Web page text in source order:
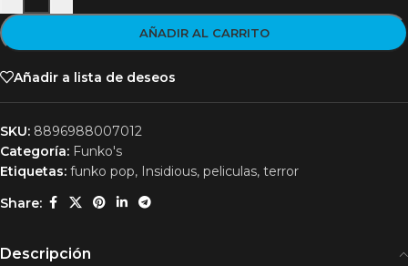
AÑADIR AL CARRITO
Añadir a lista de deseos
SKU: 8896988007012
Categoría: Funko's
Etiquetas: funko pop, Insidious, peliculas, terror
Share:
Descripción